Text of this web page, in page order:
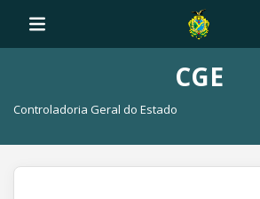
CGE
Controladoria Geral do Estado